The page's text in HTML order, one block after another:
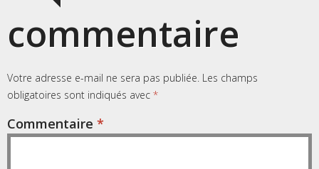
commentaire
Votre adresse e-mail ne sera pas publiée. Les champs
obligatoires sont indiqués avec *
Commentaire *